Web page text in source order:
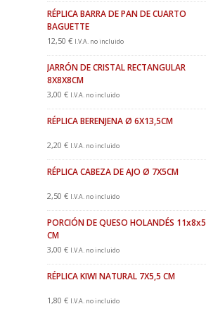
RÉPLICA BARRA DE PAN DE CUARTO
BAGUETTE
12,50 € I.V.A. no incluido
JARRÓN DE CRISTAL RECTANGULAR
8X8X8CM
3,00 € I.V.A. no incluido
RÉPLICA BERENJENA Ø 6X13,5CM
2,20 € I.V.A. no incluido
RÉPLICA CABEZA DE AJO Ø 7X5CM
2,50 € I.V.A. no incluido
PORCIÓN DE QUESO HOLANDÉS 11x8x5
CM
3,00 € I.V.A. no incluido
RÉPLICA KIWI NATURAL 7X5,5 CM
1,80 € I.V.A. no incluido